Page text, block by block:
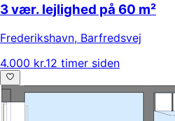
3 vær. lejlighed på 60 m²
Frederikshavn, Barfredsvej
4.000 kr.12 timer siden